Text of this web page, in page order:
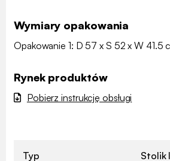
Wymiary opakowania
Opakowanie 1: D 57 x S 52 x W 41.5
Rynek produktów
Pobierz instrukcję obsługi
Typ Stolik